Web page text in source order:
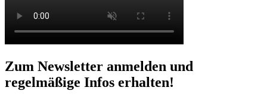
Zum Newsletter anmelden und
regelmäßige Infos erhalten!